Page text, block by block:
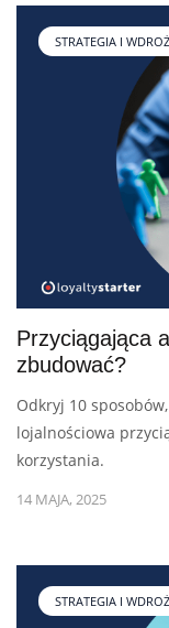
STRATEGIA I
Przyciągająca
zbudować?
Odkryj 10
lojalnościowa
korzystania.
14 MAJA, 2025
STRATEGIA I